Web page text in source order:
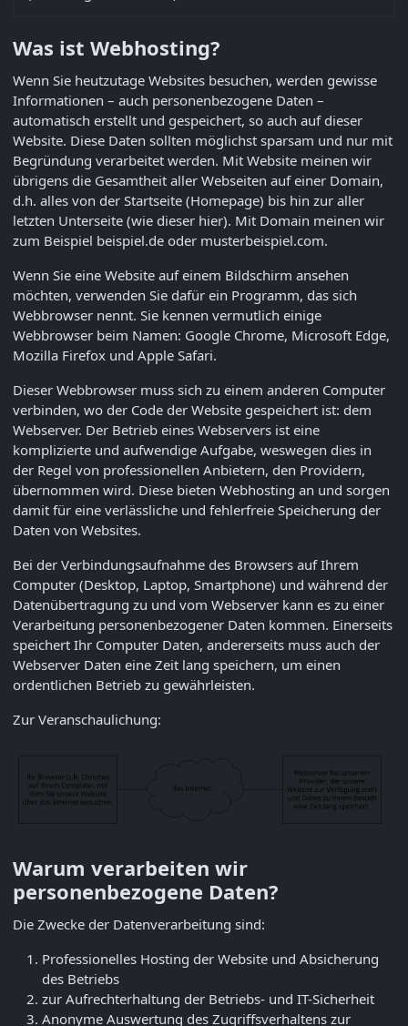
Was ist Webhosting?
Wenn Sie heutzutage Websites besuchen, werden gewisse
Informationen – auch personenbezogene Daten –
automatisch erstellt und gespeichert, so auch auf dieser
Website. Diese Daten sollten möglichst sparsam und nur mit
Begründung verarbeitet werden. Mit Website meinen wir
übrigens die Gesamtheit aller Webseiten auf einer Domain,
d.h. alles von der Startseite (Homepage) bis hin zur aller
letzten Unterseite (wie dieser hier). Mit Domain meinen wir
zum Beispiel beispiel.de oder musterbeispiel.com.
Wenn Sie eine Website auf einem Bildschirm ansehen
möchten, verwenden Sie dafür ein Programm, das sich
Webbrowser nennt. Sie kennen vermutlich einige
Webbrowser beim Namen: Google Chrome, Microsoft Edge,
Mozilla Firefox und Apple Safari.
Dieser Webbrowser muss sich zu einem anderen Computer
verbinden, wo der Code der Website gespeichert ist: dem
Webserver. Der Betrieb eines Webservers ist eine
komplizierte und aufwendige Aufgabe, weswegen dies in
der Regel von professionellen Anbietern, den Providern,
übernommen wird. Diese bieten Webhosting an und sorgen
damit für eine verlässliche und fehlerfreie Speicherung der
Daten von Websites.
Bei der Verbindungsaufnahme des Browsers auf Ihrem
Computer (Desktop, Laptop, Smartphone) und während der
Datenübertragung zu und vom Webserver kann es zu einer
Verarbeitung personenbezogener Daten kommen. Einerseits
speichert Ihr Computer Daten, andererseits muss auch der
Webserver Daten eine Zeit lang speichern, um einen
ordentlichen Betrieb zu gewährleisten.
Zur Veranschaulichung:
Warum verarbeiten wir
personenbezogene Daten?
Die Zwecke der Datenverarbeitung sind:
Professionelles Hosting der Website und Absicherung
des Betriebs
zur Aufrechterhaltung der Betriebs- und IT-Sicherheit
Anonyme Auswertung des Zugriffsverhaltens zur